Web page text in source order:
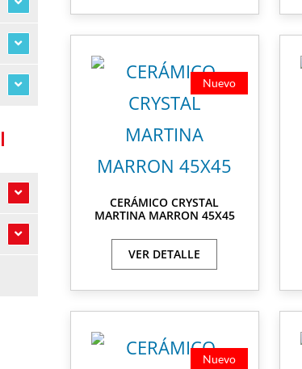
Nuevo
CERÁMICO CRYSTAL
MARTINA MARRON 45X45
VER DETALLE
Nuevo